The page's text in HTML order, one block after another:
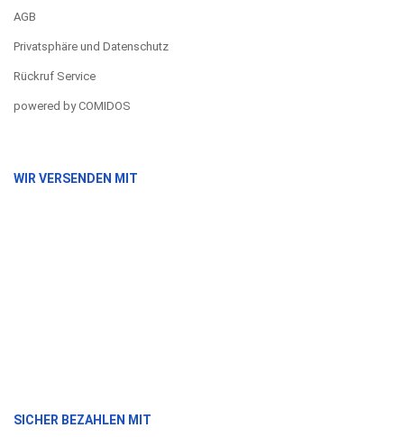
AGB
Privatsphäre und Datenschutz
Rückruf Service
powered by COMIDOS
WIR VERSENDEN MIT
SICHER BEZAHLEN MIT